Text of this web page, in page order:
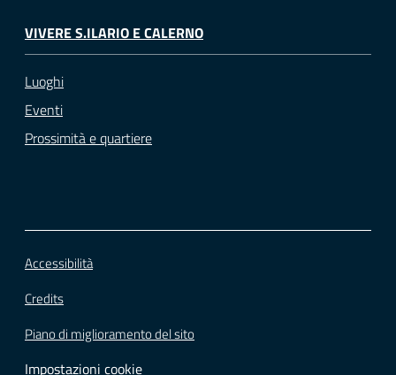
VIVERE S.ILARIO E CALERNO
Luoghi
Eventi
Prossimità e quartiere
Accessibilità
Credits
Piano di miglioramento del sito
Impostazioni cookie